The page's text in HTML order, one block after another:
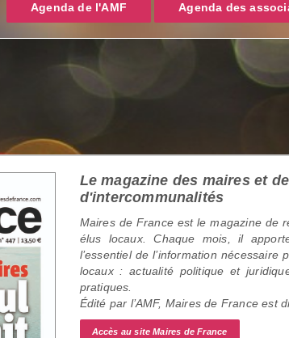
Agenda de l'AMF Agenda des
Le magazine des maires et
d'intercommunalités
Maires de France est le magazine de
élus locaux. Chaque mois, il
l’essentiel de l’information nécessaire
locaux : actualité politique et
pratiques.
Édité par l’AMF, Maires de France est
Accès au site Maires de France